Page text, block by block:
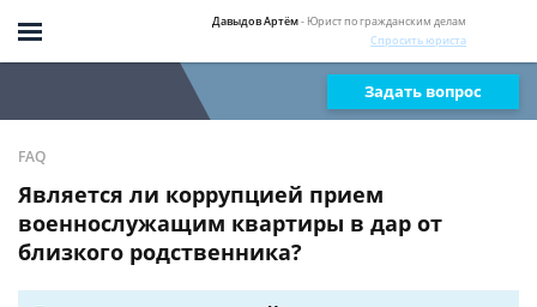
Давыдов Артём- Юрист по гражданским делам
Спросить юриста
Задать вопрос
FAQ
Является ли коррупцией прием
военнослужащим квартиры в дар от
близкого родственника?